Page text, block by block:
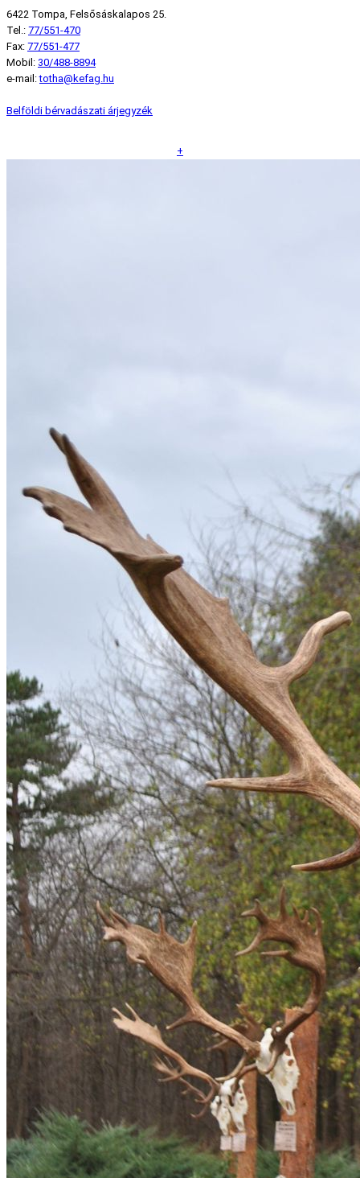
6422 Tompa, Felsősáskalapos 25.
Tel.: 77/551-470
Fax: 77/551-477
Mobil: 30/488-8894
e-mail:totha@kefag.hu
Belföldi bérvadászati árjegyzék
+